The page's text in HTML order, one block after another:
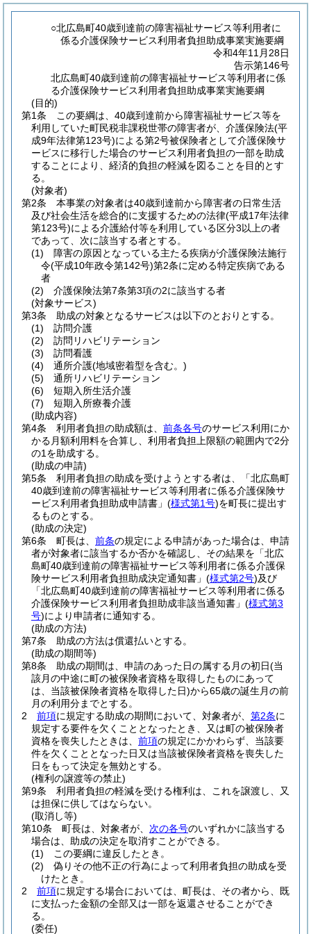
○北広島町40歳到達前の障害福祉サービス等利用者に
係る介護保険サービス利用者負担助成事業実施要綱
令和4年11月28日
告示第146号
北広島町40歳到達前の障害福祉サービス等利用者に係
る介護保険サービス利用者負担助成事業実施要綱
(目的)
第1条
この要綱は、40歳到達前から障害福祉サービス等を
利用していた町民税非課税世帯の障害者が、介護保険法(平
成9年法律第123号)による第2号被保険者として介護保険サ
ービスに移行した場合のサービス利用者負担の一部を助成
することにより、経済的負担の軽減を図ることを目的とす
る。
(対象者)
第2条
本事業の対象者は40歳到達前から障害者の日常生活
及び社会生活を総合的に支援するための法律(平成17年法律
第123号)による介護給付等を利用している区分3以上の者
であって、次に該当する者とする。
(1)
障害の原因となっている主たる疾病が介護保険法施行
令(平成10年政令第142号)第2条に定める特定疾病である
者
(2)
介護保険法第7条第3項の2に該当する者
(対象サービス)
第3条
助成の対象となるサービスは以下のとおりとする。
(1)
訪問介護
(2)
訪問リハビリテーション
(3)
訪問看護
(4)
通所介護(地域密着型を含む。)
(5)
通所リハビリテーション
(6)
短期入所生活介護
(7)
短期入所療養介護
(助成内容)
第4条
利用者負担の助成額は、 前条各号のサービス利用にか
かる月額利用料を合算し、利用者負担上限額の範囲内で2分
の1を助成する。
(助成の申請)
第5条
利用者負担の助成を受けようとする者は、「北広島町
40歳到達前の障害福祉サービス等利用者に係る介護保険サ
ービス利用者負担助成申請書」 (様式第1号)を町長に提出す
るものとする。
(助成の決定)
第6条
町長は、 前条の規定による申請があった場合は、申請
者が対象者に該当するか否かを確認し、その結果を「北広
島町40歳到達前の障害福祉サービス等利用者に係る介護保
険サービス利用者負担助成決定通知書」 (様式第2号)及び
「北広島町40歳到達前の障害福祉サービス等利用者に係る
介護保険サービス利用者負担助成非該当通知書」 (様式第3
号)により申請者に通知する。
(助成の方法)
第7条
助成の方法は償還払いとする。
(助成の期間等)
第8条
助成の期間は、申請のあった日の属する月の初日(当
該月の中途に町の被保険者資格を取得したものにあって
は、当該被保険者資格を取得した日)から65歳の誕生月の前
月の利用分までとする。
2
前項に規定する助成の期間において、対象者が、 第2条に
規定する要件を欠くこととなったとき、又は町の被保険者
資格を喪失したときは、 前項の規定にかかわらず、当該要
件を欠くこととなった日又は当該被保険者資格を喪失した
日をもって決定を無効とする。
(権利の譲渡等の禁止)
第9条
利用者負担の軽減を受ける権利は、これを譲渡し、又
は担保に供してはならない。
(取消し等)
第10条
町長は、対象者が、 次の各号のいずれかに該当する
場合は、助成の決定を取消すことができる。
(1)
この要綱に違反したとき。
(2)
偽りその他不正の行為によって利用者負担の助成を受
けたとき。
2
前項に規定する場合においては、町長は、その者から、既
に支払った金額の全部又は一部を返還させることができ
る。
(委任)